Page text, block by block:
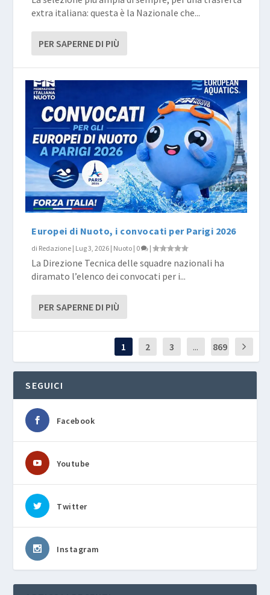
extra italiana: questa è la Nazionale che...
PER SAPERNE DI PIÙ
Europei di Nuoto, i convocati per Parigi 2026
di Redazione | Lug 3, 2026 | Nuoto | 0 |
La Direzione Tecnica delle squadre nazionali ha
diramato l’elenco dei convocati per i...
PER SAPERNE DI PIÙ
1 2 3 ... 869
SEGUICI
Facebook
Youtube
Twitter
Instagram